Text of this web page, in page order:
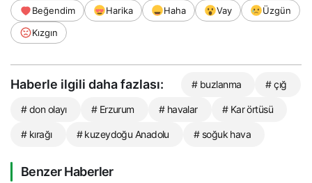
Beğendim Harika Haha Vay
Üzgün
Kızgın
Haberle ilgili daha fazlası: # buzlanma # çığ
# don olayı # Erzurum # havalar # Kar örtüsü
# kırağı # kuzeydoğu Anadolu # soğuk hava
Benzer Haberler